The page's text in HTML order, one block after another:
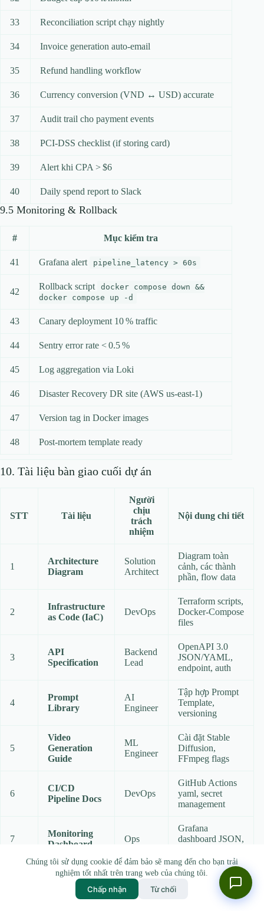
Chúng tôi sử dụng cookie để đảm bảo sẽ mang đến cho bạn trải
nghiệm tốt nhất trên trang web của chúng tôi.
Chấp nhận Từ chối
33 Reconciliation script chạy nightly
34 Invoice generation auto‑email
35 Refund handling workflow
36 Currency conversion (VND ↔ USD) accurate
37 Audit trail cho payment events
38 PCI‑DSS checklist (if storing card)
39 Alert khi CPA > $6
40 Daily spend report to Slack
9.5 Monitoring & Rollback
# Mục kiểm tra
41 Grafana alert pipeline_latency > 60s
42
Rollback script
docker compose down &&
docker compose up -d
43 Canary deployment 10 % traffic
44 Sentry error rate < 0.5 %
45 Log aggregation via Loki
46 Disaster Recovery DR site (AWS us‑east‑1)
47 Version tag in Docker images
48 Post‑mortem template ready
10. Tài liệu bàn giao cuối dự án
STT Tài liệu
Người
chịu
trách
nhiệm
Nội dung chi tiết
1
Architecture
Diagram
Solution
Architect
Diagram toàn
cảnh, các thành
phần, flow data
2
Infrastructure
as Code (IaC)
DevOps
Terraform scripts,
Docker‑Compose
files
3
API
Specification
Backend
Lead
OpenAPI 3.0
JSON/YAML,
endpoint, auth
4
Prompt
Library
AI
Engineer
Tập hợp Prompt
Template,
versioning
5
Video
Generation
Guide
ML
Engineer
Cài đặt Stable
Diffusion,
FFmpeg flags
6
CI/CD
Pipeline Docs
DevOps
GitHub Actions
yaml, secret
management
7
Monitoring
Dashboard
Ops
Grafana
dashboard JSON,
Rollback SOP Ops
Step‑by‑step
script, recovery
time objective